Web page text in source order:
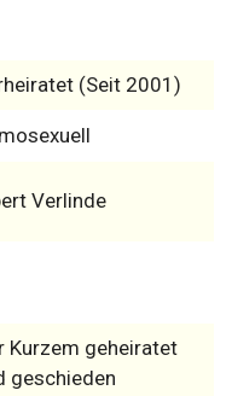
(Seit 2001)
Verlinde
Kurzem geheiratet
geschieden